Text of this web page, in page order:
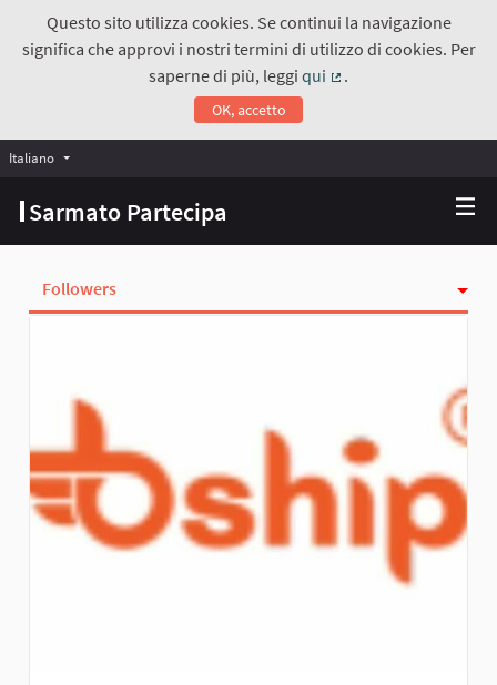
Questo sito utilizza cookies. Se continui la navigazione
significa che approvi i nostri termini di utilizzo di cookies. Per
saperne di più, leggiqui
.
OK, accetto
Sarmato Partecipa
Italiano Choose language
Followers